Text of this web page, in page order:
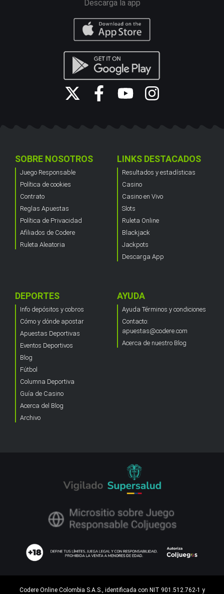
Descarga la app
SOBRE NOSOTROS
Juego Responsable
Política de cookies
Contrato
Reglas Apuestas
Política de Privacidad
Afiliados de Codere
Ruleta Aleatoria
LINKS DESTACADOS
Resultados y estadísticas
Casino
Casino en Vivo
Slots
Ruleta Online
Blackjack
Jackpots
Descarga App
DEPORTES
Info depósitos y cobros
Cómo y dónde apostar
Apuestas Deportivas
Eventos Deportivos
Blog
Fútbol
Columna Deportiva
Guía de Casino
Acerca del Blog
Archivo
AYUDA
Ayuda Términos y condiciones
Contacto:
apuestas@codere.com
Acerca de nuestro Blog
Codere Online Colombia S.A.S., identificada con NIT 901.512.762-1 y